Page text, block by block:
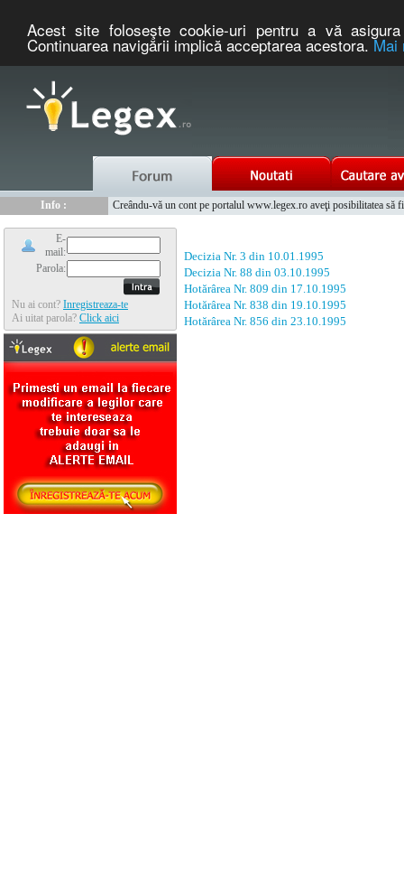
Acest site foloseşte cookie-uri pentru a vă
Continuarea navigării implică acceptarea acestora.Mai
Info :
Creându-vă un cont pe portalul www.legex.ro aveţi posibilitatea să
E-
mail:
Parola:
Nu ai cont? Inregistreaza-te
Ai uitat parola? Click aici
Decizia Nr. 3 din 10.01.1995
Decizia Nr. 88 din 03.10.1995
Hotărârea Nr. 809 din 17.10.1995
Hotărârea Nr. 838 din 19.10.1995
Hotărârea Nr. 856 din 23.10.1995